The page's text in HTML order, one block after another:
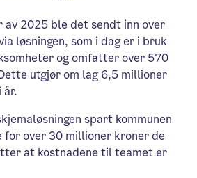
av 2025 ble det sendt inn over
løsningen, som i dag er i bruk
og omfatter over 570
utgjør om lag 6,5 millioner
spart kommunen
over 30 millioner kroner de
at kostnadene til teamet er